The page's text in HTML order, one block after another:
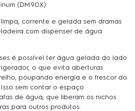
(DM90X)
corrente e gelada sem dramas
com dispenser de água
é possível ter água gelada do lado
o que evita aberturas
poupando energia e o frescor do
sem contar o espaço
de água, que liberam os nichos
para outros produtos.